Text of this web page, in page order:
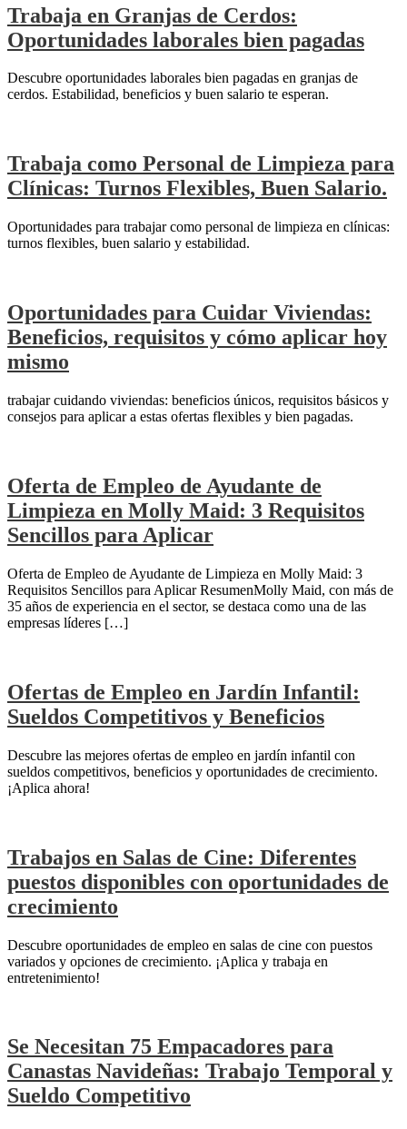
Trabaja en Granjas de Cerdos:
Oportunidades laborales bien pagadas
Descubre oportunidades laborales bien pagadas en granjas de
cerdos. Estabilidad, beneficios y buen salario te esperan.
Trabaja como Personal de Limpieza para
Clínicas: Turnos Flexibles, Buen Salario.
Oportunidades para trabajar como personal de limpieza en clínicas:
turnos flexibles, buen salario y estabilidad.
Oportunidades para Cuidar Viviendas:
Beneficios, requisitos y cómo aplicar hoy
mismo
trabajar cuidando viviendas: beneficios únicos, requisitos básicos y
consejos para aplicar a estas ofertas flexibles y bien pagadas.
Oferta de Empleo de Ayudante de
Limpieza en Molly Maid: 3 Requisitos
Sencillos para Aplicar
Oferta de Empleo de Ayudante de Limpieza en Molly Maid: 3
Requisitos Sencillos para Aplicar ResumenMolly Maid, con más de
35 años de experiencia en el sector, se destaca como una de las
empresas líderes […]
Ofertas de Empleo en Jardín Infantil:
Sueldos Competitivos y Beneficios
Descubre las mejores ofertas de empleo en jardín infantil con
sueldos competitivos, beneficios y oportunidades de crecimiento.
¡Aplica ahora!
Trabajos en Salas de Cine: Diferentes
puestos disponibles con oportunidades de
crecimiento
Descubre oportunidades de empleo en salas de cine con puestos
variados y opciones de crecimiento. ¡Aplica y trabaja en
entretenimiento!
Se Necesitan 75 Empacadores para
Canastas Navideñas: Trabajo Temporal y
Sueldo Competitivo